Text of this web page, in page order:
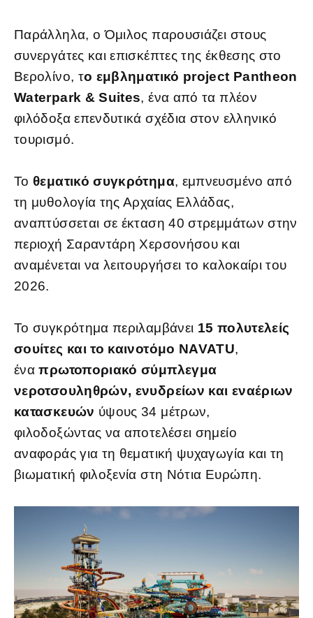
Παράλληλα, ο Όμιλος παρουσιάζει στους
συνεργάτες και επισκέπτες της έκθεσης στο
Βερολίνο, το εμβληματικό project Pantheon
Waterpark & Suites, ένα από τα πλέον
φιλόδοξα επενδυτικά σχέδια στον ελληνικό
τουρισμό.
Τοθεματικό συγκρότημα, εμπνευσμένο από
τη μυθολογία της Αρχαίας Ελλάδας,
αναπτύσσεται σε έκταση 40 στρεμμάτων στην
περιοχή Σαραντάρη Χερσονήσου και
αναμένεται να λειτουργήσει το καλοκαίρι του
2026.
Το συγκρότημα περιλαμβάνει 15 πολυτελείς
σουίτες και το καινοτόμο NAVATU,
έναπρωτοποριακό σύμπλεγμα
νεροτσουληθρών, ενυδρείων και εναέριων
κατασκευών ύψους 34 μέτρων,
φιλοδοξώντας να αποτελέσει σημείο
αναφοράς για τη θεματική ψυχαγωγία και τη
βιωματική φιλοξενία στη Νότια Ευρώπη.